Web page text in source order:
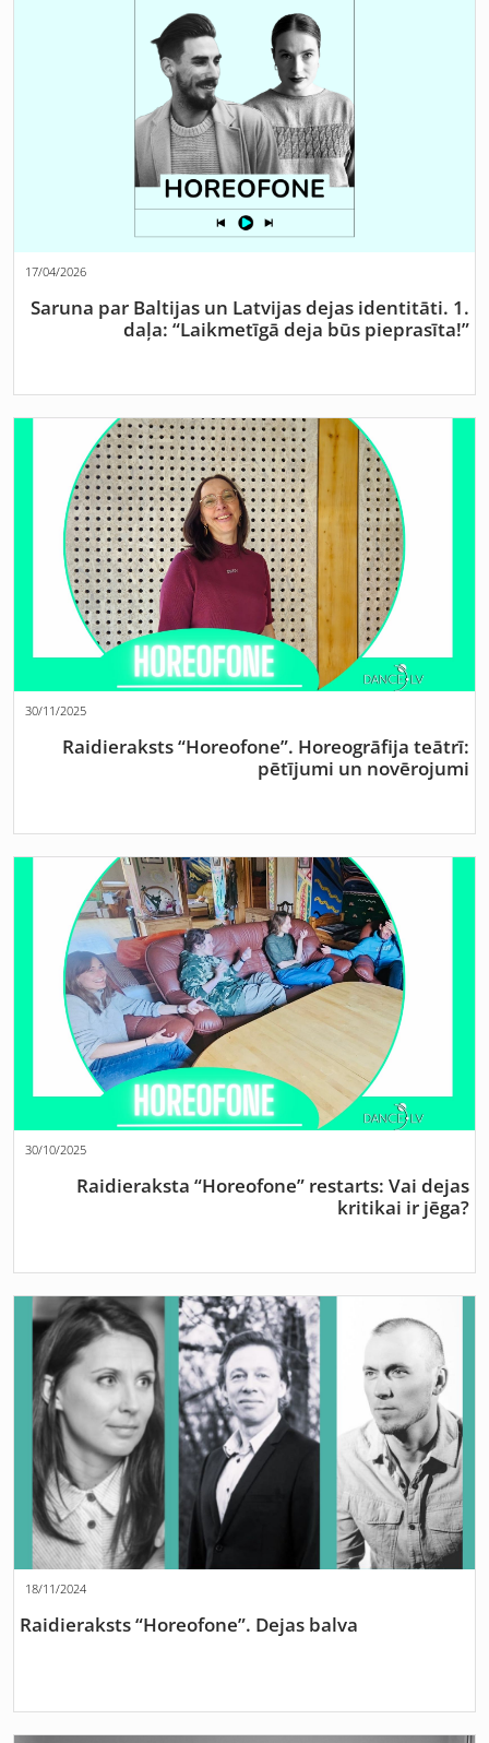
17/04/2026
Saruna par Baltijas un Latvijas dejas identitāti. 1.
daļa: “Laikmetīgā deja būs pieprasīta!”
30/11/2025
Raidieraksts “Horeofone”. Horeogrāfija teātrī:
pētījumi un novērojumi
30/10/2025
Raidieraksta “Horeofone” restarts: Vai dejas
kritikai ir jēga?
18/11/2024
Raidieraksts “Horeofone”. Dejas balva